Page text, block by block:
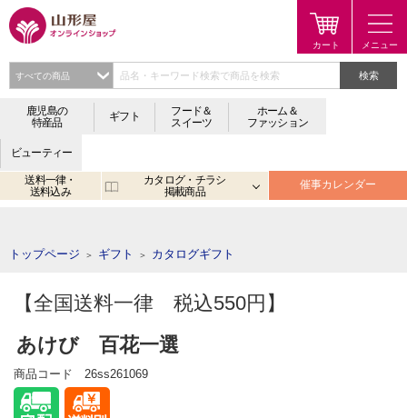
検索
鹿児島の
特産品
ギフト
フード＆
スイーツ
ホーム＆
ファッション
ビューティー
送料一律・
送料込み
カタログ・チラシ
掲載商品
催事カレンダー
トップページ ＞ ギフト ＞ カタログギフト
【全国送料一律 税込550円】
あけび 百花一選
商品コード 26ss261069